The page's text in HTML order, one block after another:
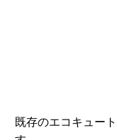
既存のエコキュー